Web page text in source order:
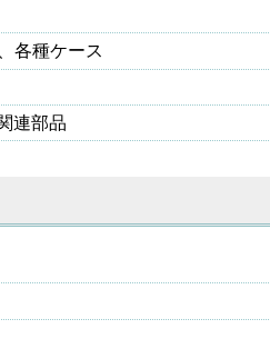
各種ケース
連部品